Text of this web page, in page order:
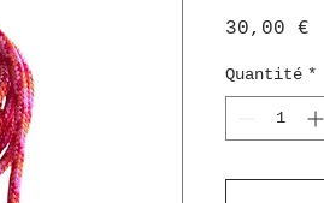
30,00 €
Quantité *